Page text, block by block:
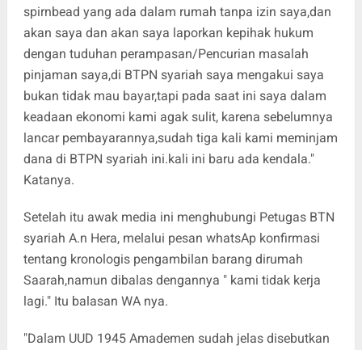
spirnbead yang ada dalam rumah tanpa izin saya,dan
akan saya dan akan saya laporkan kepihak hukum
dengan tuduhan perampasan/Pencurian masalah
pinjaman saya,di BTPN syariah saya mengakui saya
bukan tidak mau bayar,tapi pada saat ini saya dalam
keadaan ekonomi kami agak sulit, karena sebelumnya
lancar pembayarannya,sudah tiga kali kami meminjam
dana di BTPN syariah ini.kali ini baru ada kendala."
Katanya.
Setelah itu awak media ini menghubungi Petugas BTN
syariah A.n Hera, melalui pesan whatsAp konfirmasi
tentang kronologis pengambilan barang dirumah
Saarah,namun dibalas dengannya " kami tidak kerja
lagi." Itu balasan WA nya.
"Dalam UUD 1945 Amademen sudah jelas disebutkan